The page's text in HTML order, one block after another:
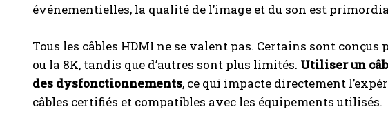
événementielles, la qualité de l’image et du son est
Tous les câbles HDMI ne se valent pas. Certains sont
ou la 8K, tandis que d’autres sont plus limités. Utiliser un
des dysfonctionnements, ce qui impacte directement
câbles certifiés et compatibles avec les équipements utilisés.